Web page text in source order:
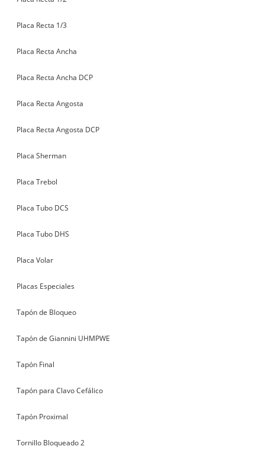
Placa Recta 1/3
Placa Recta Ancha
Placa Recta Ancha DCP
Placa Recta Angosta
Placa Recta Angosta DCP
Placa Sherman
Placa Trebol
Placa Tubo DCS
Placa Tubo DHS
Placa Volar
Placas Especiales
Tapón de Bloqueo
Tapón de Giannini UHMPWE
Tapón Final
Tapón para Clavo Cefálico
Tapón Proximal
Tornillo Bloqueado 2